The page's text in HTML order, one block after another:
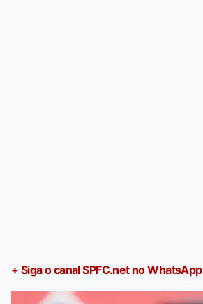
+ Siga o canal SPFC.net no WhatsApp